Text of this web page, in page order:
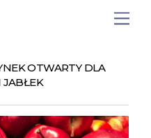
OTWARTY DLA
JABŁEK